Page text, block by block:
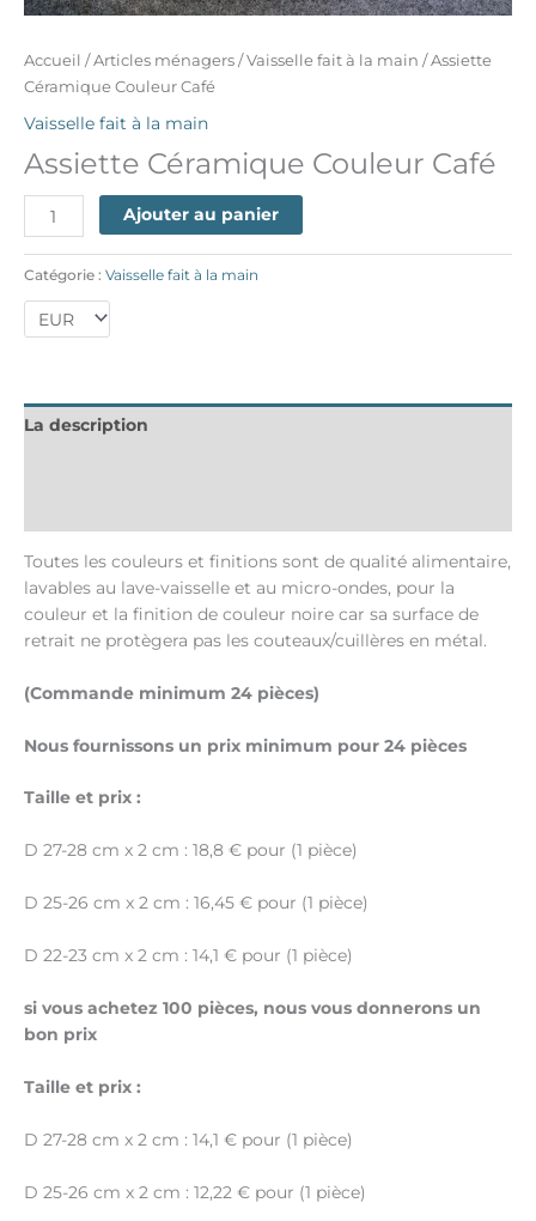
Accueil /Articles ménagers /Vaisselle fait à la main / Assiette
Céramique Couleur Café
Vaisselle fait à la main
Assiette Céramique Couleur Café
Ajouter au panier
Catégorie : Vaisselle fait à la main
La description
Toutes les couleurs et finitions sont de qualité alimentaire,
lavables au lave-vaisselle et au micro-ondes, pour la
couleur et la finition de couleur noire car sa surface de
retrait ne protègera pas les couteaux/cuillères en métal.
(Commande minimum 24 pièces)
Nous fournissons un prix minimum pour 24 pièces
Taille et prix :
D 27-28 cm x 2 cm : 18,8 € pour (1 pièce)
D 25-26 cm x 2 cm : 16,45 € pour (1 pièce)
D 22-23 cm x 2 cm : 14,1 € pour (1 pièce)
si vous achetez 100 pièces, nous vous donnerons un
bon prix
Taille et prix :
D 27-28 cm x 2 cm : 14,1 € pour (1 pièce)
D 25-26 cm x 2 cm : 12,22 € pour (1 pièce)